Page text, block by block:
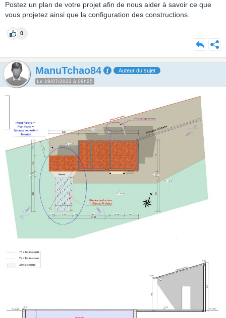
Postez un plan de votre projet afin de nous aider à savoir ce que
vous projetez ainsi que la configuration des constructions.
0
ManuTchao84 Auteur du sujet
Le 19/07/2022 à 08h25